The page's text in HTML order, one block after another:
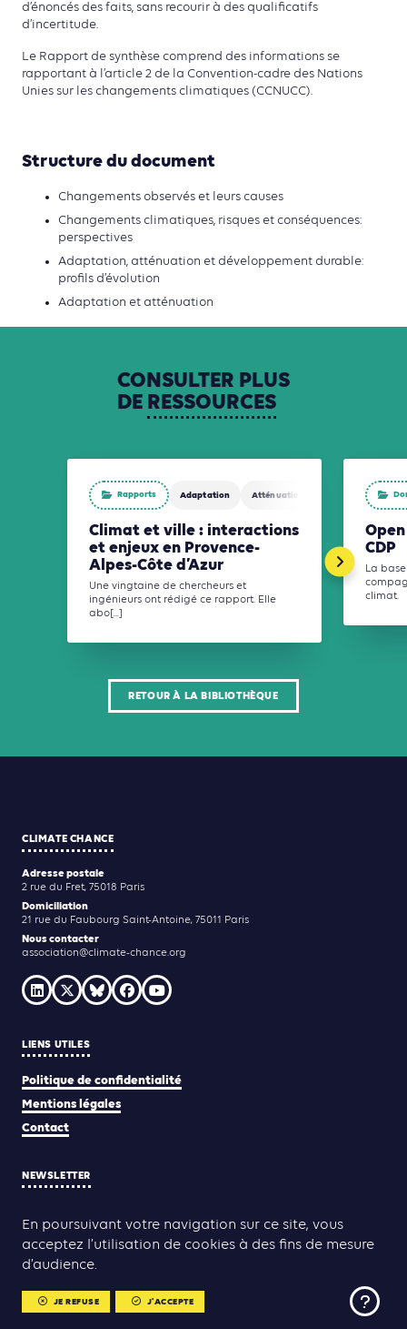
d’énoncés des faits, sans recourir à des qualificatifs
d’incertitude.
Le Rapport de synthèse comprend des informations se
rapportant à l’article 2 de la Convention-cadre des Nations
Unies sur les changements climatiques (CCNUCC).
Structure du document
Changements observés et leurs causes
Changements climatiques, risques et conséquences:
perspectives
Adaptation, atténuation et développement durable:
profils d’évolution
Adaptation et atténuation
CONSULTER PLUS
DE RESSOURCES
Rapports Adaptation Atténuation
Climat et ville : interactions
et enjeux en Provence-
Alpes-Côte d’Azur
Une vingtaine de chercheurs et
ingénieurs ont rédigé ce rapport. Elle
abo[...]
CDP
La
climat.
RETOUR À LA BIBLIOTHÈQUE
CLIMATE CHANCE
Adresse postale
2 rue du Fret, 75018 Paris
Domiciliation
21 rue du Faubourg Saint-Antoine, 75011 Paris
Nous contacter
association@climate-chance.org
LIENS UTILES
Politique de confidentialité
Mentions légales
Contact
NEWSLETTER
JE M'INSCRIS
Conception & réalisation : Yann Rolland Thibaut Caroli
En poursuivant votre navigation sur ce site, vous
acceptez l’utilisation de cookies à des fins de mesure
d’audience.
JE REFUSE J'ACCEPTE